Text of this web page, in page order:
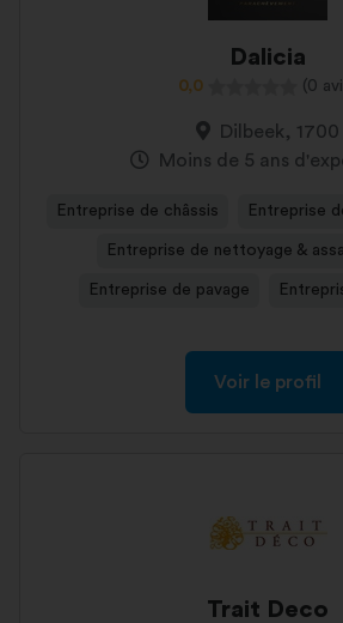
Dalicia
0,0 (0
Dilbeek, 1700
Moins de 5 ans
Entreprise de châssis Entreprise
Entreprise de nettoyage &
Entreprise de pavage
Voir le profil
Trait Deco